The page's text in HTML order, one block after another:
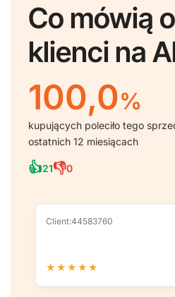
Co mówią
klienci na
100,0%
kupujących poleciło tego
ostatnich 12 miesiącach
👍21👎0
Client:44583760
★ ★ ★ ★ ★